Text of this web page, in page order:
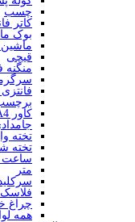
چسب
کاتر
بوک
قیچی
منگنه
فانتزی
کاور A4 و پوشه فانتزی
تخته
تخته
ساعت
متر
چراغ
همه